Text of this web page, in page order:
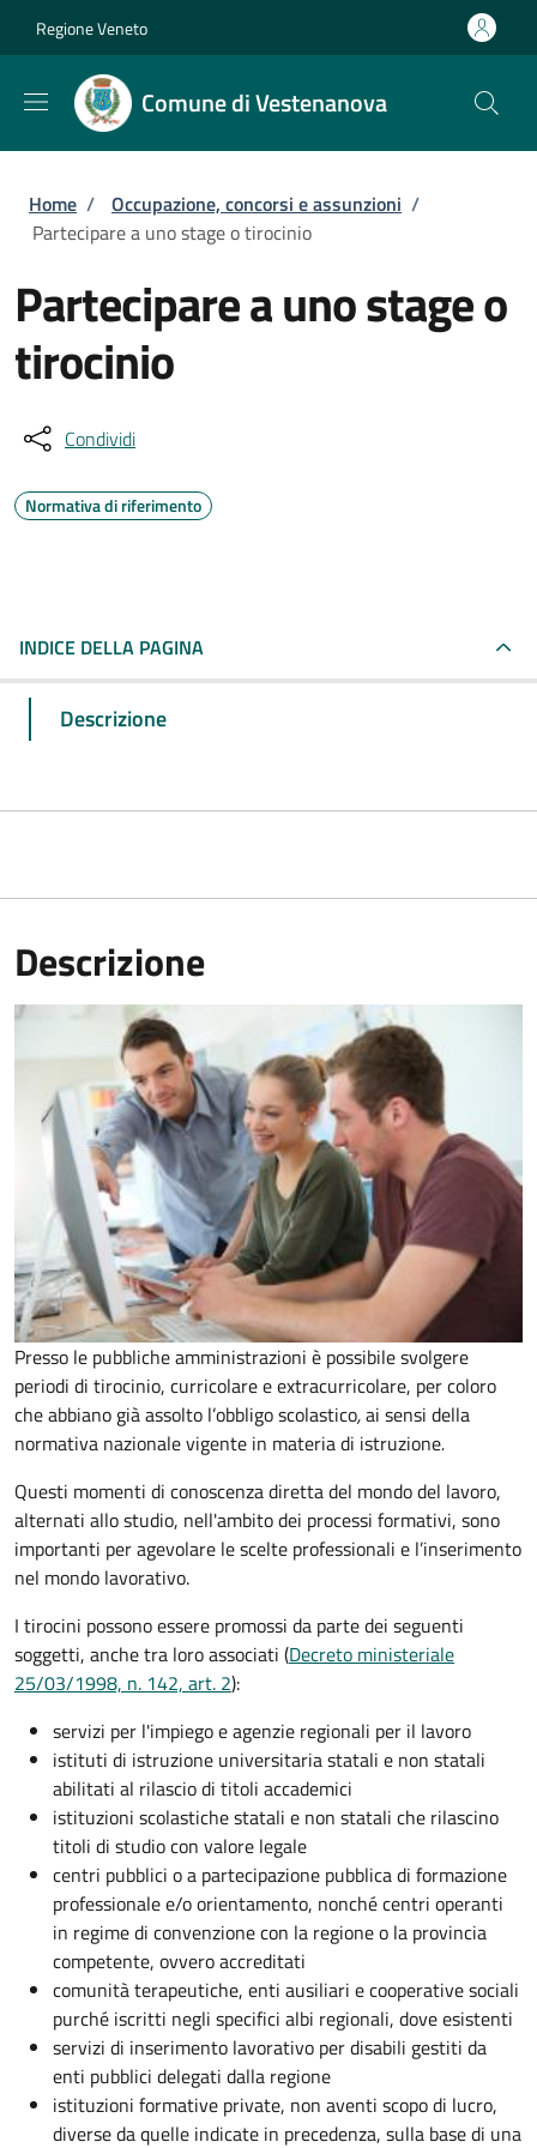
Regione Veneto
Comune di Vestenanova
Briciole di pane
Home / Occupazione, concorsi e assunzioni /
Partecipare a uno stage o tirocinio
Partecipare a uno stage o
tirocinio
Condividi
Normativa di riferimento
INDICE DELLA PAGINA
Descrizione
Descrizione
Presso le pubbliche amministrazioni è possibile svolgere
periodi di tirocinio, curricolare e extracurricolare, per coloro
che abbiano già assolto l’obbligo scolastico,ai sensi della
normativa nazionale vigente in materia di istruzione.
Questi momenti di conoscenza diretta del mondo del lavoro,
alternati allo studio, nell'ambito dei processi formativi, sono
importanti per agevolare le scelte professionali e l’inserimento
nel mondo lavorativo.
I tirocini possono essere promossi da parte dei seguenti
soggetti, anche tra loro associati (Decreto ministeriale
25/03/1998, n. 142, art. 2):
servizi per l'impiego e agenzie regionali per il lavoro
istituti di istruzione universitaria statali e non statali
abilitati al rilascio di titoli accademici
istituzioni scolastiche statali e non statali che rilascino
titoli di studio con valore legale
centri pubblici o a partecipazione pubblica di formazione
professionale e/o orientamento, nonché centri operanti
in regime di convenzione con la regione o la provincia
competente, ovvero accreditati
comunità terapeutiche, enti ausiliari e cooperative sociali
purché iscritti negli specifici albi regionali, dove esistenti
servizi di inserimento lavorativo per disabili gestiti da
enti pubblici delegati dalla regione
istituzioni formative private, non aventi scopo di lucro,
diverse da quelle indicate in precedenza, sulla base di una